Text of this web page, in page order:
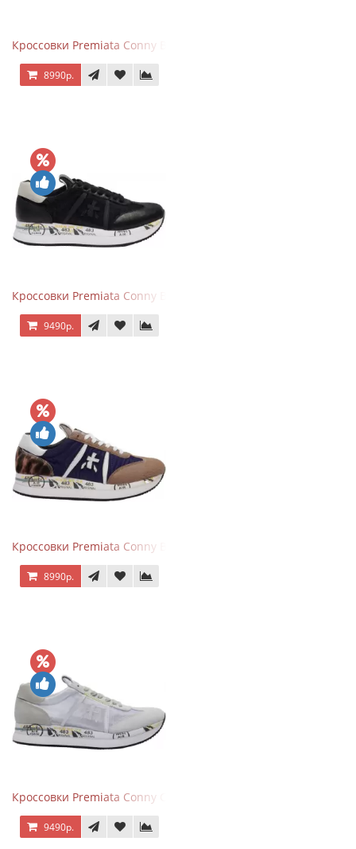
Кроссовки Premiata Conny Beige Pink
8990р.
Кроссовки Premiata Conny Black
9490р.
Кроссовки Premiata Conny Blue Brown
8990р.
Кроссовки Premiata Conny Combi Grey
9490р.